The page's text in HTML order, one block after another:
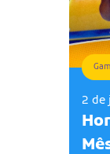
2 de